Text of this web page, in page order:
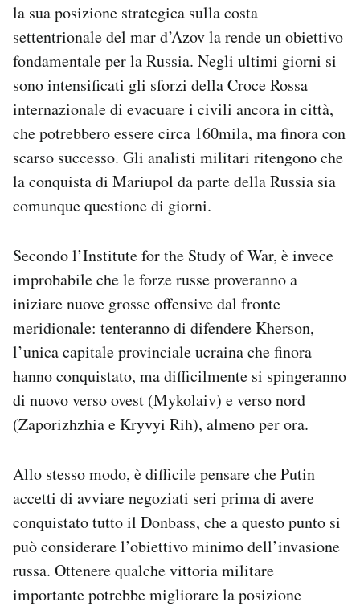
la sua posizione strategica sulla costa
settentrionale del mar d’Azov la rende un obiettivo
fondamentale per la Russia. Negli ultimi giorni si
sono intensificati gli sforzi della Croce Rossa
internazionale di evacuare i civili ancora in città,
che potrebbero essere circa 160mila, ma finora con
scarso successo. Gli analisti militari ritengono che
la conquista di Mariupol da parte della Russia sia
comunque questione di giorni.
Secondo l’Institute for the Study of War, è invece
improbabile che le forze russe proveranno a
iniziare nuove grosse offensive dal fronte
meridionale: tenteranno di difendere Kherson,
l’unica capitale provinciale ucraina che finora
hanno conquistato, ma difficilmente si spingeranno
di nuovo verso ovest (Mykolaiv) e verso nord
(Zaporizhzhia e Kryvyi Rih), almeno per ora.
Allo stesso modo, è difficile pensare che Putin
accetti di avviare negoziati seri prima di avere
conquistato tutto il Donbass, che a questo punto si
può considerare l’obiettivo minimo dell’invasione
russa. Ottenere qualche vittoria militare
importante potrebbe migliorare la posizione